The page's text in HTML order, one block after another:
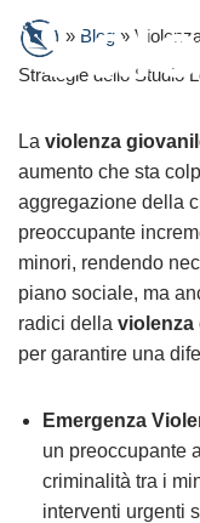
» Blog »
Strategie dello Studio
La violenza
aumento che sta
aggregazione della
preoccupante
minori, rendendo
piano sociale, ma
radici della violenza
per garantire una
Emergenza
un preoccupante
criminalità tra i
interventi urgenti